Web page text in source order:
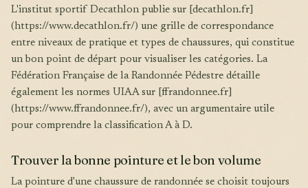
L'institut sportif Decathlon publie sur [decathlon.fr]
(https://www.decathlon.fr/) une grille de correspondance
entre niveaux de pratique et types de chaussures, qui constitue
un bon point de départ pour visualiser les catégories. La
Fédération Française de la Randonnée Pédestre détaille
également les normes UIAA sur [ffrandonnee.fr]
(https://www.ffrandonnee.fr/), avec un argumentaire utile
pour comprendre la classification A à D.
Trouver la bonne pointure et le bon volume
La pointure d'une chaussure de randonnée se choisit toujours